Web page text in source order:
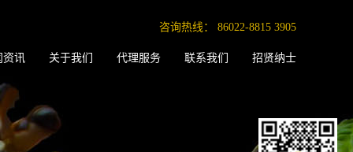
咨询热线： 86022-8815 3905
资讯 关于我们 代理服务 联系我们 招贤纳士